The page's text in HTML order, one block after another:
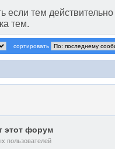
если тем
тем.
сортировать
этот форум
пользователей